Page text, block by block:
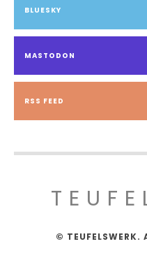
BLUESKY
MASTODON
RSS FEED
© TEUFELSWERK.